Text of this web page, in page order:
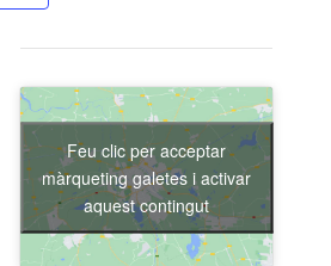
Feu clic per acceptar
màrqueting galetes i activar
aquest contingut